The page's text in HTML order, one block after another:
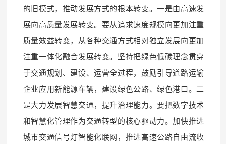
的旧模式，推动发展方式的根本转变。一是由高速发
展向高质量发展转变。要从追求速度规模向更加注重
质量效益转变，从各种交通方式相对独立发展向更加
注重一体化融合发展转变。坚持把绿色低碳理念贯穿
于交通规划、建设、运营全过程，鼓励引导道路运输
企业应用新能源车辆，建设绿色公路、绿色港口。二
是大力发展智慧交通，提升治理能力。要把数字技术
和智慧化管理作为交通转型的核心驱动力。加快推进
城市交通信号灯智能化联网，推进高速公路自由流收